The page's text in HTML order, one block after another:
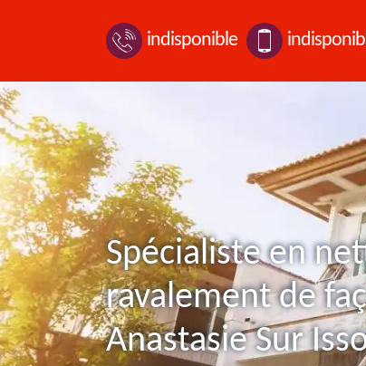
indisponible
Spécialiste en
ravalement de
Anastasie Sur